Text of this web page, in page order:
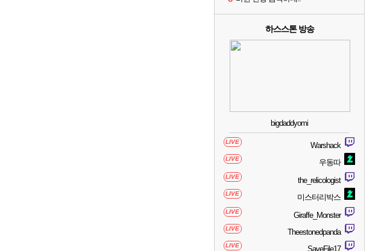
하스스톤 방송
bigdaddyomi
LIVE Warshack
LIVE 우동따
LIVE the_relicologist
LIVE 미스터리박스
LIVE Giraffe_Monster
LIVE Theestonedpanda
LIVE SaveFile17